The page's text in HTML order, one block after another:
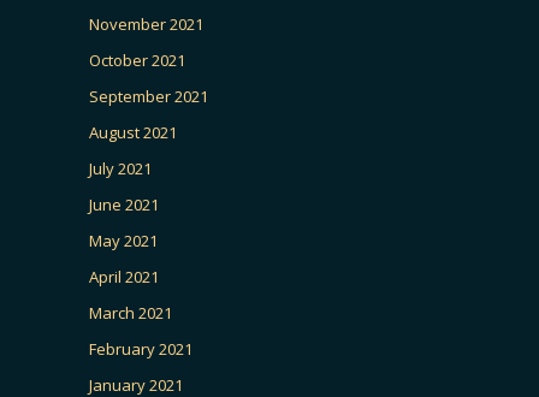
November 2021
October 2021
September 2021
August 2021
July 2021
June 2021
May 2021
April 2021
March 2021
February 2021
January 2021